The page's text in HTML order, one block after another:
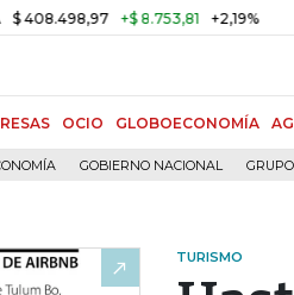
+$ 8.753,81 +2,19% TASA
OCIO GLOBOECONOMÍA
GOBIERNO NACIONAL
TURISMO